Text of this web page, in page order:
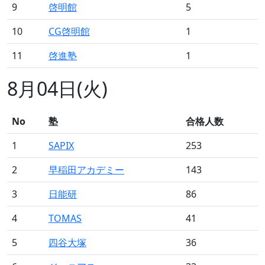
9
啓明館
5
10
CG啓明館
1
11
啓進塾 1
8月04日(火)
No 塾
合格人数
1
SAPIX
253
2
早稲田アカデミー
143
3
日能研
86
4
TOMAS
41
5
四谷大塚
36